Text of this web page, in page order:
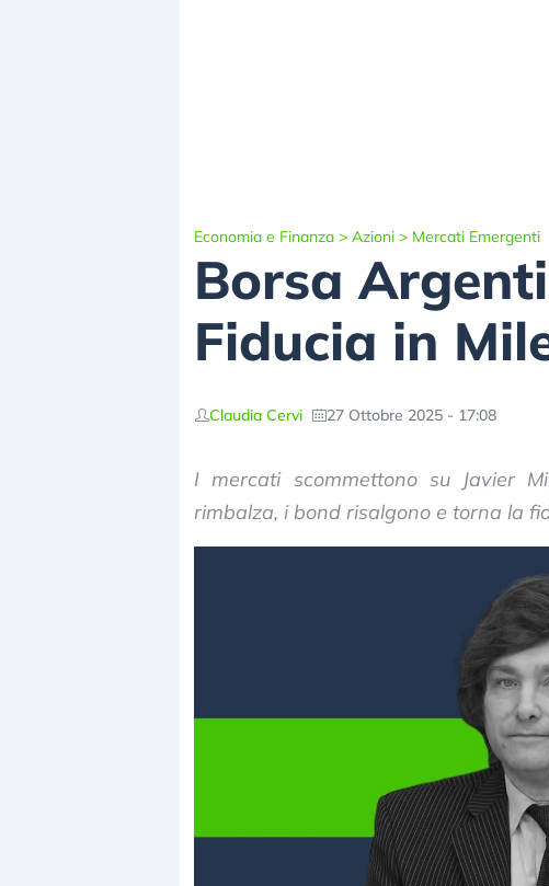
Economia e Finanza > Azioni > Mercati Emergenti
Borsa
Fiducia in
Claudia Cervi 27 Ottobre 2025 - 17:08
I mercati scommettono su Javier
rimbalza, i bond risalgono e torna la